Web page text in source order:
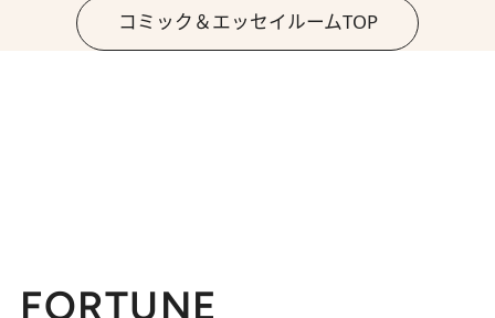
コミック＆エッセイルームTOP
FORTUNE